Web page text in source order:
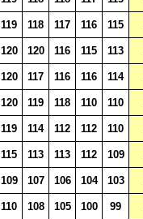
119 118 117 116 115
120 120 116 115 113
120 117 116 116 114
120 119 118 110 110
119 114 112 112 110
115 113 113 112 109
109 107 106 104 103
110 108 105 100 99